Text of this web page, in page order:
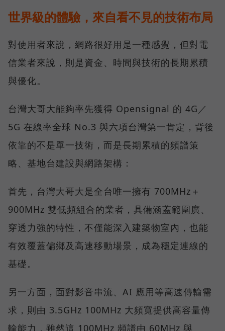
世界級的體驗，來自看不見的技術布局
對使用者來說，網路很好用是一種感覺，但對電
信業者來說，則是資金、時間與技術的長期累積
與優化。
台灣大哥大能夠率先獲得 Opensignal 的 4G／
5G 在線率全球 No.3 與六項台灣第一肯定，背後
依靠的不是單一技術，而是長期累積的頻譜策
略、基地台建設與網路架構：
首先，台灣大哥大是全台唯一擁有 700MHz＋
900MHz 雙低頻組合的業者，具備涵蓋範圍廣、
穿透力強的特性，不僅能深入建築物室內，也能
有效覆蓋偏鄉及高速移動場景，成為穩定連線的
基礎。
另一方面，面對影音串流、AI 應用等高速傳輸需
求，則由 3.5GHz 100MHz 大頻寬提供高容量傳
輸能力，雖然這 100MHz 頻譜由 60MHz 與